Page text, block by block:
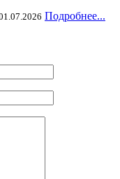
Подробнее...